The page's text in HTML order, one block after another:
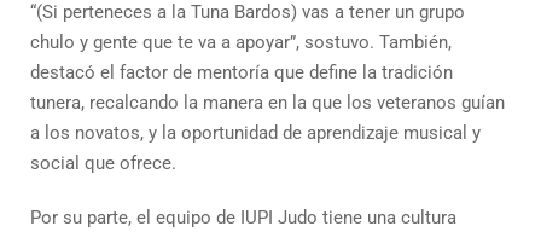
“(Si perteneces a la Tuna Bardos) vas a tener un grupo
chulo y gente que te va a apoyar”, sostuvo. También,
destacó el factor de mentoría que define la tradición
tunera, recalcando la manera en la que los veteranos guían
a los novatos, y la oportunidad de aprendizaje musical y
social que ofrece.
Por su parte, el equipo de IUPI Judo tiene una cultura